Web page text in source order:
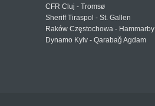
CFR Cluj - Tromsø
Sheriff Tiraspol - St. Gallen
Raków Częstochowa - Hammarby
Dynamo Kyiv - Qarabağ Agdam